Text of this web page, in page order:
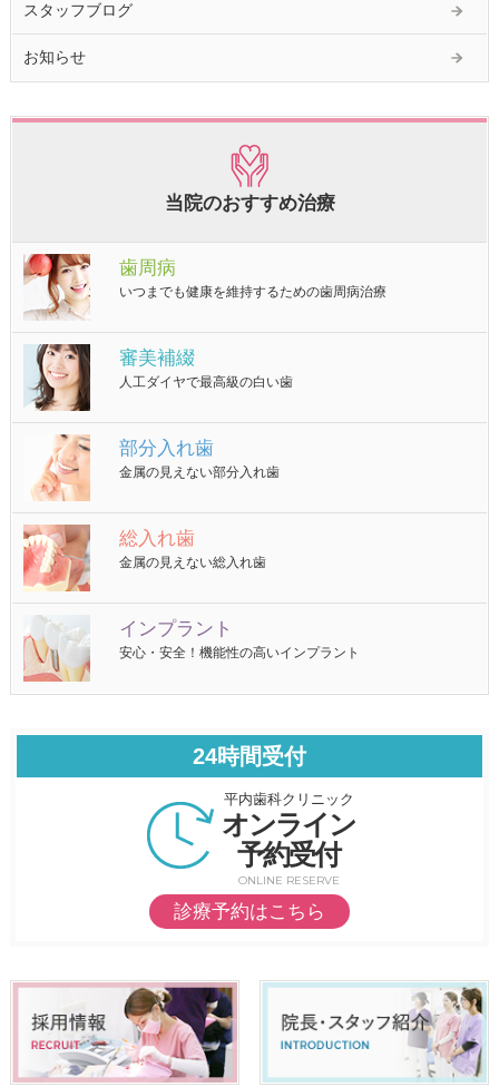
スタッフブログ
お知らせ
当院のおすすめ治療
歯周病
いつまでも健康を維持するための歯周病治療
審美補綴
人工ダイヤで最高級の白い歯
部分入れ歯
金属の見えない部分入れ歯
総入れ歯
金属の見えない総入れ歯
インプラント
安心・安全！機能性の高いインプラント
24時間受付
平内歯科クリニック
オンライン
予約受付
ONLINE RESERVE
診療予約はこちら